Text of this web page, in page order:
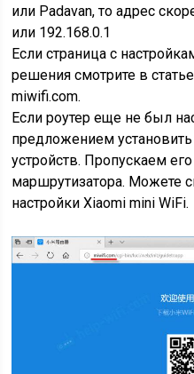
или Padavan, то адрес
или 192.168.0.1
Если страница с
решения смотрите в
miwifi.com.
Если роутер еще не был
предложением
устройств. Пропускаем
маршрутизатора. Можете
настройки Xiaomi mini WiFi.